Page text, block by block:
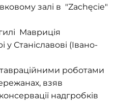
залі в "Zachęcie"
Мавриція
у Станіславові (Івано-
роботами
взяв
надгробків